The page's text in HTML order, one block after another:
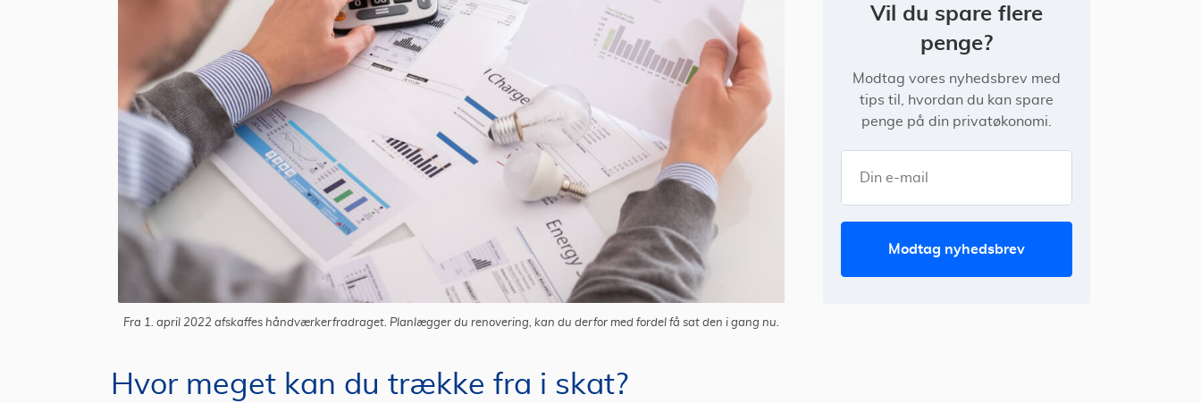
Fra 1. april 2022 afskaffes håndværkerfradraget. Planlægger du renovering, kan du derfor med fordel få sat den i gang nu.
Hvor meget kan du trække fra i skat?
Vil du spare flere
penge?
Modtag vores nyhedsbrev med
tips til, hvordan du kan spare
penge på din privatøkonomi.
modtag nyhedsbrev